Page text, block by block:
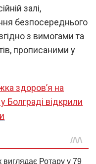
залі,
безпосереднього
з вимогами та
прописаними у
здоров’я на
Болграді відкрили